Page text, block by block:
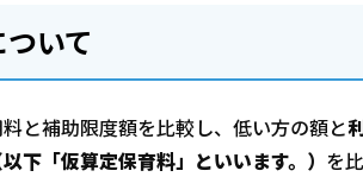
いて
と補助限度額を比較し、低い方の額と
下「仮算定保育料」といいます。） を